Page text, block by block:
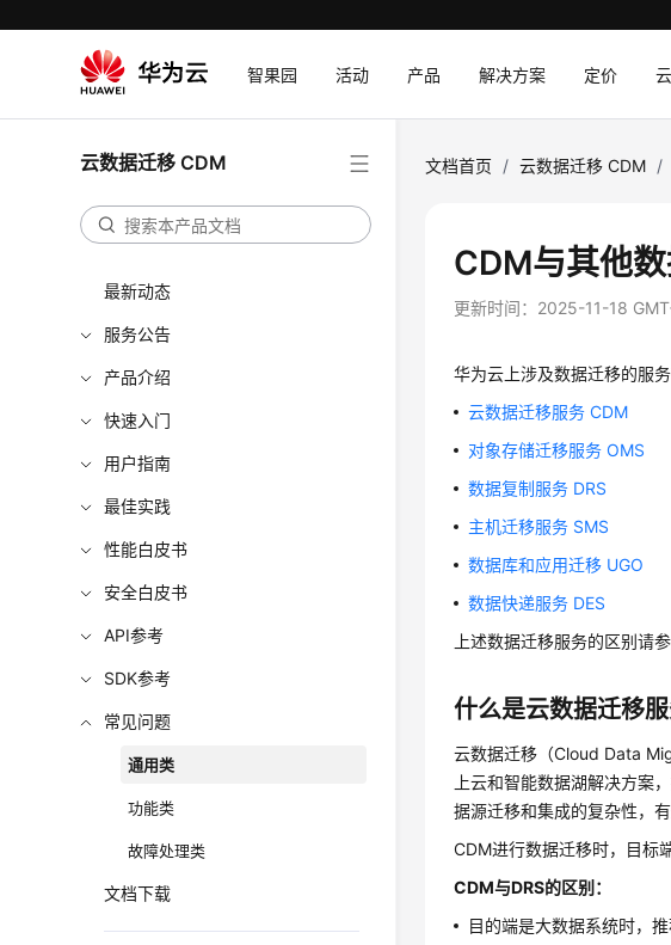
智果园 活动 产品 解决方案 定价
云数据迁移 CDM
最新动态
服务公告
产品介绍
快速入门
用户指南
最佳实践
性能白皮书
安全白皮书
API参考
SDK参考
常见问题
通用类
功能类
故障处理类
文档下载
文档首页 / 云数据迁移 CDM /
CDM与其他
更新时间： 2025-11-18
华为云上涉及数据迁移的服务
云数据迁移服务 CDM
对象存储迁移服务 OMS
数据复制服务 DRS
主机迁移服务 SMS
数据库和应用迁移 UGO
数据快递服务 DES
上述数据迁移服务的区别请
什么是云数据迁移
云数据迁移（Cloud Data
上云和智能数据湖解决方案
据源迁移和集成的复杂性，
CDM进行数据迁移时，目标
CDM与DRS的区别：
目的端是大数据系统时，推